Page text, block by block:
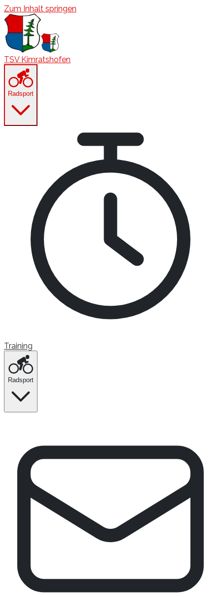
Zum Inhalt springen
TSV Kimratshofen
Radsport
Training
Radsport